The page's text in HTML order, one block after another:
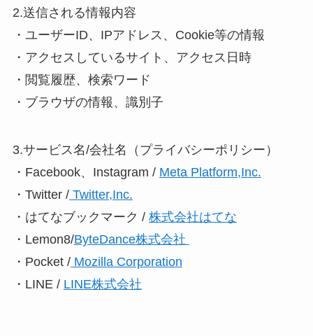
2.送信される情報内容
・ユーザーID、IPアドレス、Cookie等の情報
・アクセスしているサイト、アクセス日時
・閲覧履歴、検索ワード
・ブラウザの情報、識別子
3.サービス名/会社名（プライバシーポリシー）
・Facebook、Instagram / Meta Platform,Inc.
・Twitter /Twitter,Inc.
・はてなブックマーク / 株式会社はてな
・Lemon8/ByteDance株式会社
・Pocket /Mozilla Corporation
・LINE / LINE株式会社